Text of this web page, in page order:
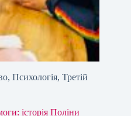
, Психологія, Третій
історія Поліни